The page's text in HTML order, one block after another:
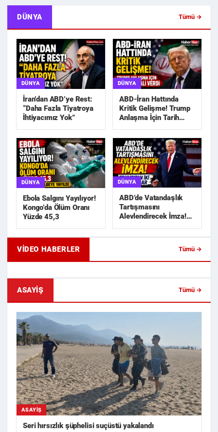
DÜNYA Tümü →
DÜNYA
İran’dan ABD’ye Rest:
“Daha Fazla Tiyatroya
İhtiyacımız Yok”
DÜNYA
ABD-İran Hattında
Kritik Gelişme! Trump
Anlaşma İçin Tarih
DÜNYA
Ebola Salgını Yayılıyor!
Kongo’da Ölüm Oranı
Yüzde 45,3
DÜNYA
ABD’de Vatandaşlık
Tartışmasını
Alevlendirecek İmza!
Karar
VIDEO HABERLER
Tümü →
Geride Bıraktığı Mektup Tefecilik
Samsun'da Lise
ASAYIŞ Tümü →
ASAYIŞ
Seri hırsızlık şüphelisi suçüstü yakalandı